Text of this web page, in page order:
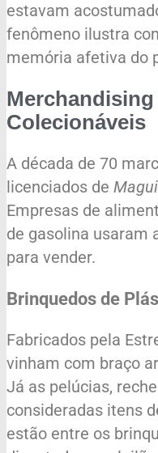
estavam
fenômeno ilustra
memória afetiva do
Colecionáveis
A década de 70
licenciados de
Empresas de
de gasolina usaram
para vender.
Brinquedos de
Fabricados pela
vinham com braço
Já as pelúcias,
consideradas itens
estão entre os